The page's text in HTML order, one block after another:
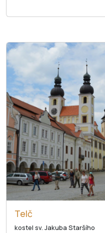
Telč
kostel sv. Jakuba Staršího